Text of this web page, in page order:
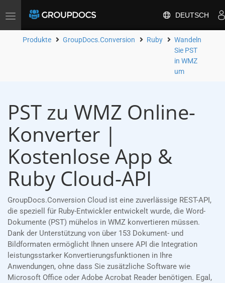
Toggle
DEUTSCH
Produkte GroupDocs.Conversion Ruby
Wandeln
Sie PST
in WMZ
um
PST zu WMZ Online-
Konverter |
Kostenlose App &
Ruby Cloud-API
GroupDocs.Conversion Cloud ist eine zuverlässige REST-API,
die speziell für Ruby-Entwickler entwickelt wurde, die Word-
Dokumente (PST) mühelos in WMZ konvertieren müssen.
Dank der Unterstützung von über 153 Dokument- und
Bildformaten ermöglicht Ihnen unsere API die Integration
leistungsstarker Konvertierungsfunktionen in Ihre
Anwendungen, ohne dass Sie zusätzliche Software wie
Microsoft Office oder Adobe Acrobat Reader benötigen. Egal,